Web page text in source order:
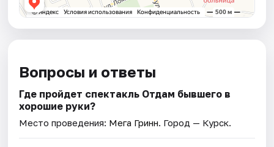
Вопросы и ответы
Где пройдет спектакль Отдам бывшего в
хорошие руки?
Место проведения: Мега Гринн. Город — Курск.